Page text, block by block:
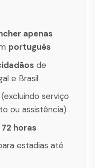
apenas
português
de
e Brasil
(excluindo serviço
ou assistência)
horas
estadias até